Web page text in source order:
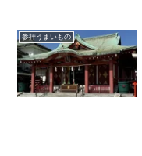
参拝うまいもの